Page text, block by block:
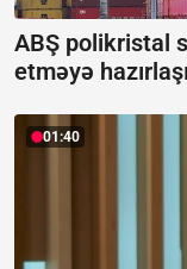
ABŞ polikristal
etməyə
01:40